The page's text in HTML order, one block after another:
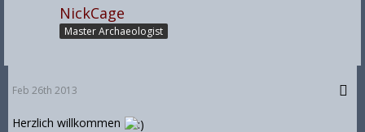
NickCage
Master Archaeologist
Feb 26th 2013
Herzlich willkommen